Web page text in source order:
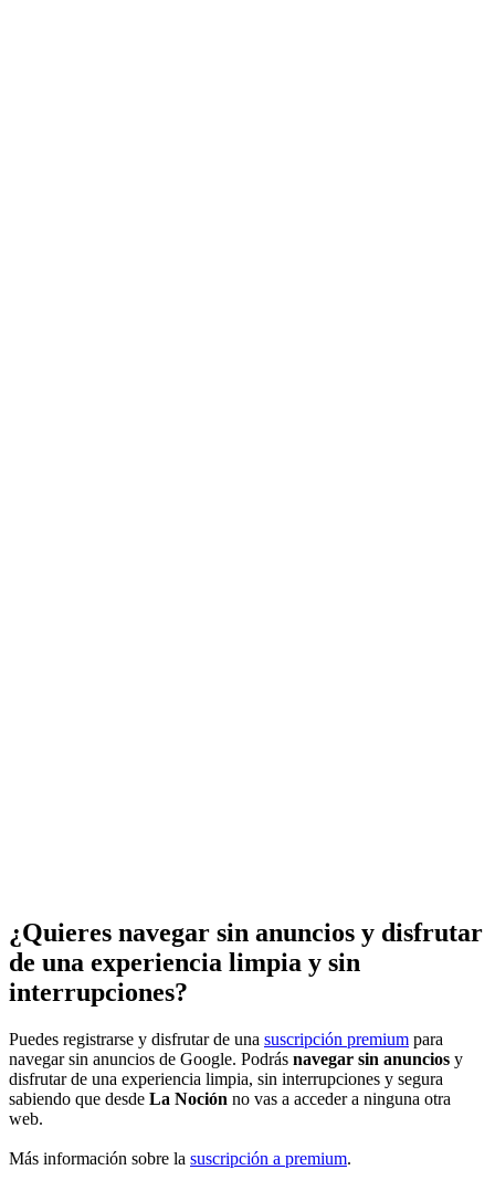
¿Quieres navegar sin anuncios y disfrutar
de una experiencia limpia y sin
interrupciones?
Puedes registrarse y disfrutar de una suscripción premium para
navegar sin anuncios de Google. Podrás navegar sin anuncios y
disfrutar de una experiencia limpia, sin interrupciones y segura
sabiendo que desde La Noción no vas a acceder a ninguna otra
web.
Más información sobre la suscripción a premium.